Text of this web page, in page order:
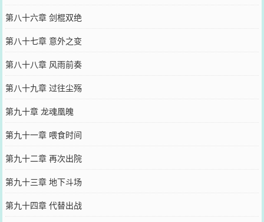
第八十六章 剑棍双绝
第八十七章 意外之变
第八十八章 风雨前奏
第八十九章 过往尘殇
第九十章 龙魂凰魄
第九十一章 喂食时间
第九十二章 再次出院
第九十三章 地下斗场
第九十四章 代替出战